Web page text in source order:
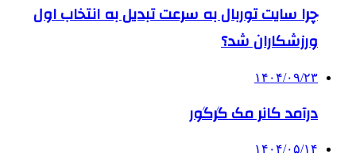
چرا سایت توربال به ‌سرعت تبدیل به انتخاب اول
ورزشکاران شد؟
۱۴۰۴/۰۹/۲۳
درآمد کانر مک گرگور
۱۴۰۴/۰۵/۱۴